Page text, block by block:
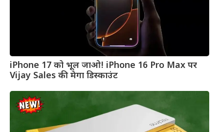
iPhone 17 को भूल जाओ! iPhone 16 Pro Max पर
Vijay Sales की मेगा डिस्काउंट